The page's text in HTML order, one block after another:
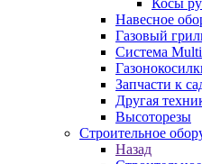
Косы
Навесное
Газовый
Система
Запчасти к
Другая
Высоторезы
Строительное
Назад